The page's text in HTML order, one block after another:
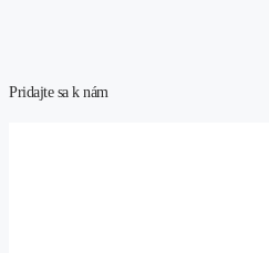
Pridajte sa k nám